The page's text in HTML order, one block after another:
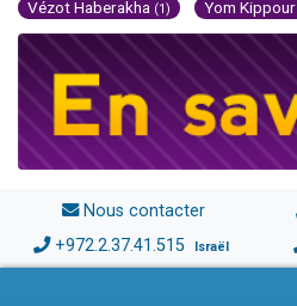
Vézot Haberakha (1) Yom Kippour
Nous contacter
+972.2.37.41.515 Israël